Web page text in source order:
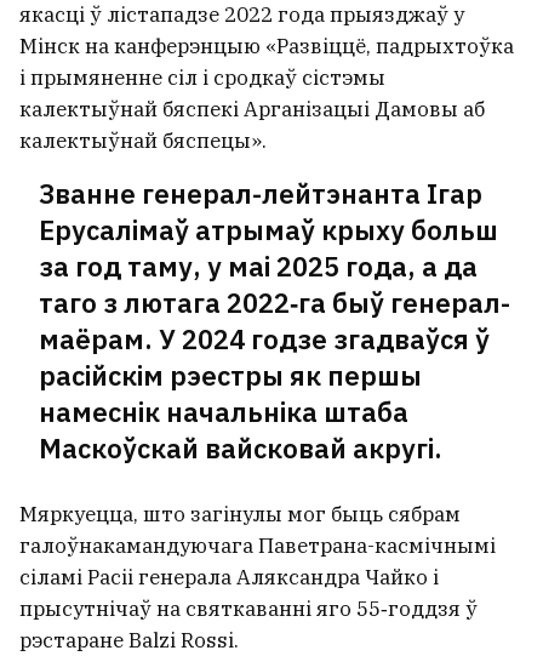
якасці ў лістападзе 2022 года прыязджаў у
Мінск на канферэнцыю «Развіццё, падрыхтоўка
і прымяненне сіл і сродкаў сістэмы
калектыўнай бяспекі Арганізацыі Дамовы аб
калектыўнай бяспецы».
Званне генерал-лейтэнанта Ігар
Ерусалімаў атрымаў крыху больш
за год таму, у маі 2025 года, а да
таго з лютага 2022‑га быў генерал-
маёрам. У 2024 годзе згадваўся ў
расійскім рэестры як першы
намеснік начальніка штаба
Маскоўскай вайсковай акругі.
Мяркуецца, што загінулы мог быць сябрам
галоўнакамандуючага Паветрана-касмічнымі
сіламі Расіі генерала Аляксандра Чайко і
прысутнічаў на святкаванні яго 55‑годдзя ў
рэстаране Balzi Rossi.